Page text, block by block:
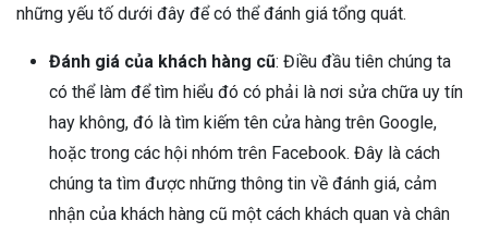
những yếu tố dưới đây để có thể đánh giá tổng quát.
Đánh giá của khách hàng cũ: Điều đầu tiên chúng ta
có thể làm để tìm hiểu đó có phải là nơi sửa chữa uy tín
hay không, đó là tìm kiếm tên cửa hàng trên Google,
hoặc trong các hội nhóm trên Facebook. Đây là cách
chúng ta tìm được những thông tin về đánh giá, cảm
nhận của khách hàng cũ một cách khách quan và chân